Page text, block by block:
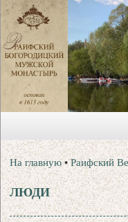
На главную •Раифский
ЛЮДИ